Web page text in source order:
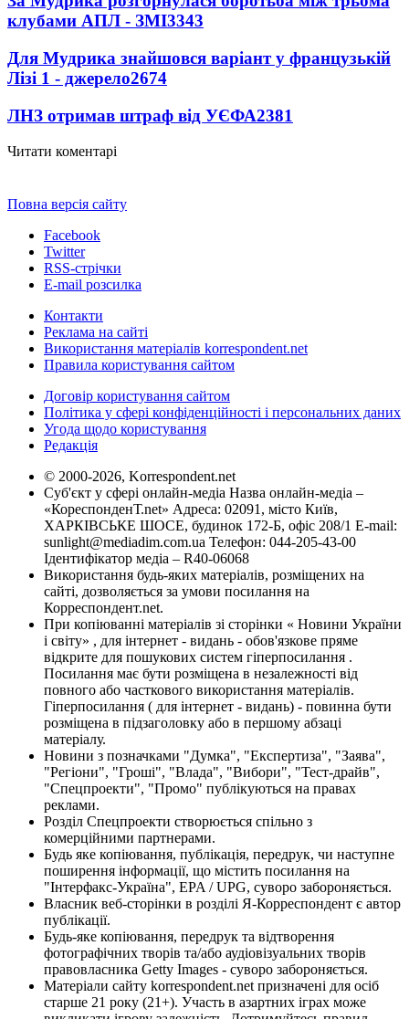
клубами АПЛ - ЗМІ3343
Для Мудрика знайшовся варіант у французькій
Лізі 1 - джерело2674
ЛНЗ отримав штраф від УЄФА2381
Читати коментарі
Повна версія сайту
Facebook
Twitter
RSS-стрічки
E-mail розсилка
Контакти
Реклама на сайті
Використання матеріалів korrespondent.net
Правила користування сайтом
Договір користування сайтом
Політика у сфері конфіденційності і персональних даних
Угода щодо користування
Редакція
© 2000-2026, Korrespondent.net
Суб'єкт у сфері онлайн-медіа Назва онлайн-медіа –
«КореспонденТ.net» Адреса: 02091, місто Київ,
ХАРКІВСЬКЕ ШОСЕ, будинок 172-Б, офіс 208/1 E-mail:
sunlight@mediadim.com.ua Телефон: 044-205-43-00
Ідентифікатор медіа – R40-06068
Використання будь-яких матеріалів, розміщених на
сайті, дозволяється за умови посилання на
Корреспондент.net.
При копіюванні матеріалів зі сторінки « Новини України
і світу» , для інтернет - видань - обов'язкове пряме
відкрите для пошукових систем гіперпосилання .
Посилання має бути розміщена в незалежності від
повного або часткового використання матеріалів.
Гіперпосилання ( для інтернет - видань) - повинна бути
розміщена в підзаголовку або в першому абзаці
матеріалу.
Новини з позначками "Думка", "Експертиза", "Заява",
"Регіони", "Гроші", "Влада", "Вибори", "Тест-драйв",
"Спецпроекти", "Промо" публікуються на правах
реклами.
Розділ Спецпроекти створюється спільно з
комерційними партнерами.
Будь яке копіювання, публікація, передрук, чи наступне
поширення інформації, що містить посилання на
"Інтерфакс-Україна", EPA / UPG, суворо забороняється.
Власник веб-сторінки в розділі Я-Корреспондент є автор
публікації.
Будь-яке копіювання, передрук та відтворення
фотографічних творів та/або аудіовізуальних творів
правовласника Getty Images - суворо забороняється.
Матеріали сайту korrespondent.net призначені для осіб
старше 21 року (21+). Участь в азартних іграх може